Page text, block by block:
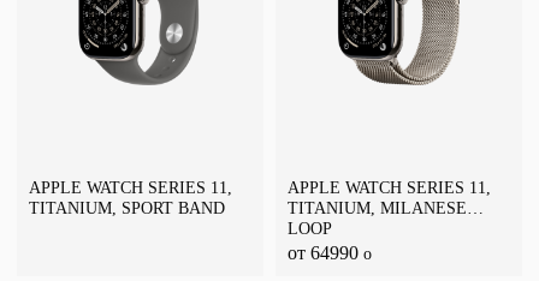
APPLE WATCH SERIES 11,
TITANIUM, SPORT BAND
APPLE WATCH SERIES 11,
TITANIUM, MILANESE
LOOP
от 64990 o